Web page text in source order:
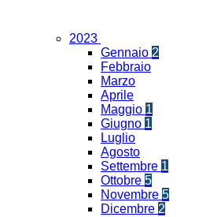
2023
Gennaio 2
Febbraio
Marzo
Aprile
Maggio 1
Giugno 1
Luglio
Agosto
Settembre 1
Ottobre 5
Novembre 5
Dicembre 2